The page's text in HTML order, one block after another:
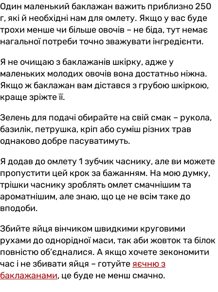
Один маленький баклажан важить приблизно 250
г, які й необхідні нам для омлету. Якщо у вас буде
трохи менше чи більше овочів – не біда, тут немає
нагальної потреби точно зважувати інгредієнти.
Я не очищаю з баклажанів шкірку, адже у
маленьких молодих овочів вона достатньо ніжна.
Якщо ж баклажан вам дістався з грубою шкіркою,
краще зріжте її.
Зелень для подачі обирайте на свій смак – рукола,
базилік, петрушка, кріп або суміш різних трав
однаково добре пасуватимуть.
Я додав до омлету 1 зубчик часнику, але ви можете
пропустити цей крок за бажанням. На мою думку,
трішки часнику зроблять омлет смачнішим та
ароматнішим, але знаю, що це не всім таке до
вподоби.
Збийте яйця вінчиком швидкими круговими
рухами до однорідної маси, так аби жовток та білок
повністю об’єдналися. А якщо хочете зекономити
час і не збивати яйця – готуйте яєчню з
баклажанами, це буде не менш смачно.